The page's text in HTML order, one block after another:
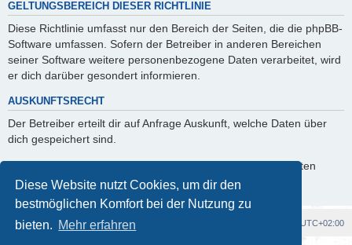
Diese Website nutzt Cookies, um dir den
bestmöglichen Komfort bei der Nutzung zu
bieten. Mehr erfahren
GELTUNGSBEREICH DIESER RICHTLINIE
Diese Richtlinie umfasst nur den Bereich der Seiten, die die phpBB-
Software umfassen. Sofern der Betreiber in anderen Bereichen
seiner Software weitere personenbezogene Daten verarbeitet, wird
er dich darüber gesondert informieren.
AUSKUNFTSRECHT
Der Betreiber erteilt dir auf Anfrage Auskunft, welche Daten über
dich gespeichert sind.
Du kannst jederzeit die Löschung bzw. Sperrung deiner Daten
verlangen. Kontaktiere hierzu bitte den Betreiber.
Foren-Übersicht UTC+02:00